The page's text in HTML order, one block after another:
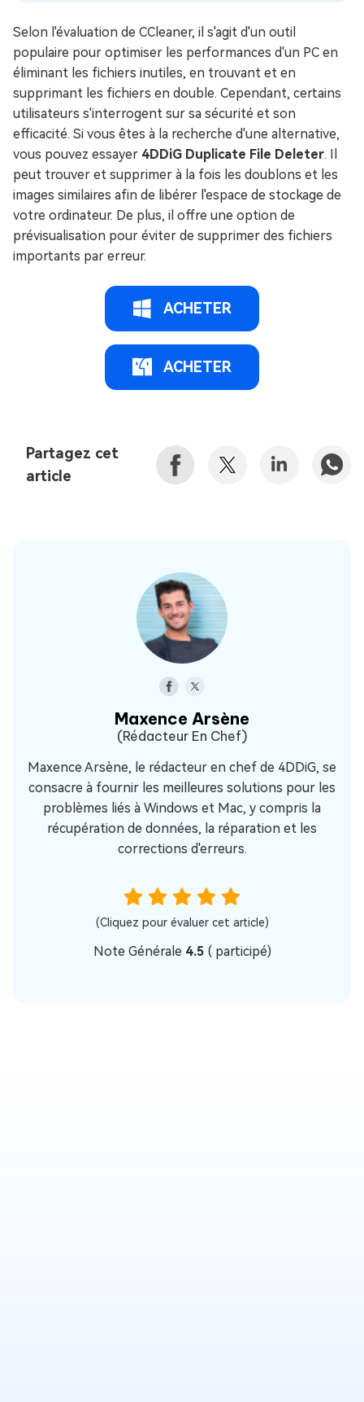
Selon l'évaluation de CCleaner, il s'agit d'un outil
populaire pour optimiser les performances d'un PC en
éliminant les fichiers inutiles, en trouvant et en
supprimant les fichiers en double. Cependant, certains
utilisateurs s'interrogent sur sa sécurité et son
efficacité. Si vous êtes à la recherche d'une alternative,
vous pouvez essayer 4DDiG Duplicate File Deleter. Il
peut trouver et supprimer à la fois les doublons et les
images similaires afin de libérer l'espace de stockage de
votre ordinateur. De plus, il offre une option de
prévisualisation pour éviter de supprimer des fichiers
importants par erreur.
ACHETER
ACHETER
Partagez cet
article
Maxence Arsène
(Rédacteur En Chef)
Maxence Arsène, le rédacteur en chef de 4DDiG, se
consacre à fournir les meilleures solutions pour les
problèmes liés à Windows et Mac, y compris la
récupération de données, la réparation et les
corrections d'erreurs.
(Cliquez pour évaluer cet article)
Note Générale 4.5 (participé)